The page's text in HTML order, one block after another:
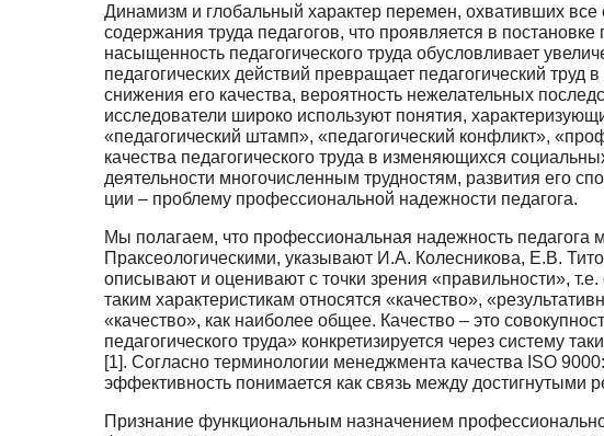
Динамизм и глобальный характер перемен, охвативших
содержания труда педагогов, что прояв­ляется в
насыщенность педагогического труда обусловливает
педагогических действий превраща­ет педагогический
снижения его качества, вероятность нежелательных
исследователи ши­роко используют понятия,
«педагогический штамп», «педагогический конфликт»,
качества педагогического труда в изменяющихся
деятельности многочисленным трудностям, развития его
ции – проблему профессиональной надежности педагога.
Мы полагаем, что профессиональная надежность педагога
Праксеологическими, указывают И.А. Колесникова, Е.В.
описывают и оценивают с точки зрения «правильности»,
таким характеристикам относятся «качество»,
«качество», как наиболее общее. Качество – это
педагогического труда» кон­кретизируется через систему
[1]. Согласно терминологии менеджмента качества ISO
эффективность понимается как связь между достигнутыми
Признание функциональным назначением